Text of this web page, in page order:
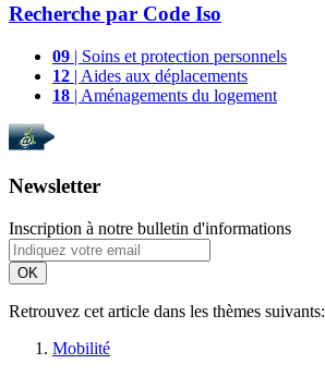
Recherche par Code Iso
09 | Soins et protection personnels
12 | Aides aux déplacements
18 | Aménagements du logement
Newsletter
Inscription à notre bulletin d'informations
OK
Retrouvez cet article dans les thèmes suivants:
Mobilité